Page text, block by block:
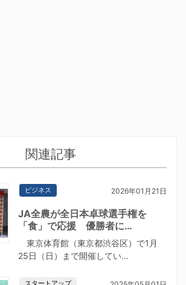
関連記事
ビジネス 2026年01月21日
JA全農が全日本卓球選手権を
「食」で応援 優勝者に…
東京体育館（東京都渋谷区）で1月
25日（日）まで開催してい…